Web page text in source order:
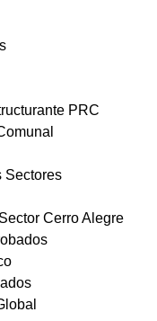
PRC
Sectores
Cerro Alegre